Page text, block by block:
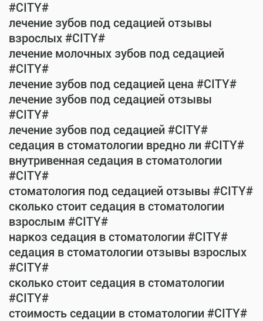
#CITY#
лечение зубов под седацией отзывы
взрослых #CITY#
лечение молочных зубов под седацией
#CITY#
лечение зубов под седацией цена #CITY#
лечение зубов под седацией отзывы
#CITY#
лечение зубов под седацией #CITY#
седация в стоматологии вредно ли #CITY#
внутривенная седация в стоматологии
#CITY#
стоматология под седацией отзывы #CITY#
сколько стоит седация в стоматологии
взрослым #CITY#
наркоз седация в стоматологии #CITY#
седация в стоматологии отзывы взрослых
#CITY#
сколько стоит седация в стоматологии
#CITY#
стоимость седации в стоматологии #CITY#